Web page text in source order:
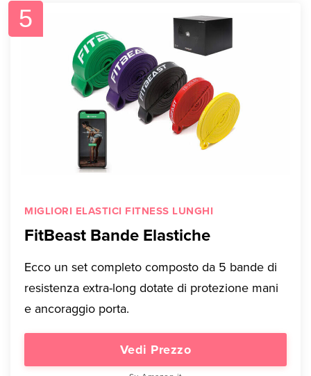
5
MIGLIORI ELASTICI FITNESS LUNGHI
FitBeast Bande Elastiche
Ecco un set completo composto da 5 bande di
resistenza extra-long dotate di protezione mani
e ancoraggio porta.
Vedi Prezzo